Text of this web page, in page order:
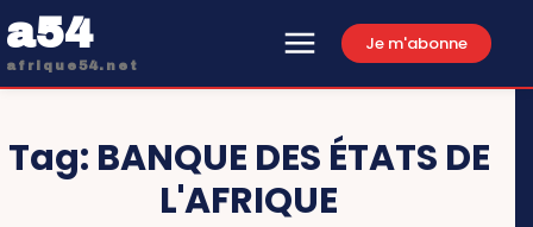
a54
afrique54.net
Je m'abonne
Tag: BANQUE DES ÉTATS DE
L'AFRIQUE